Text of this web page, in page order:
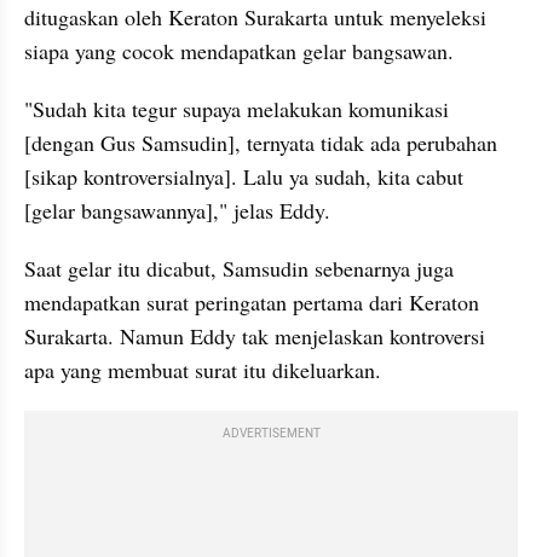
ditugaskan oleh Keraton Surakarta untuk menyeleksi
siapa yang cocok mendapatkan gelar bangsawan.
"Sudah kita tegur supaya melakukan komunikasi
[dengan Gus Samsudin], ternyata tidak ada perubahan
[sikap kontroversialnya]. Lalu ya sudah, kita cabut
[gelar bangsawannya]," jelas Eddy.
Saat gelar itu dicabut, Samsudin sebenarnya juga
mendapatkan surat peringatan pertama dari Keraton
Surakarta. Namun Eddy tak menjelaskan kontroversi
apa yang membuat surat itu dikeluarkan.
ADVERTISEMENT